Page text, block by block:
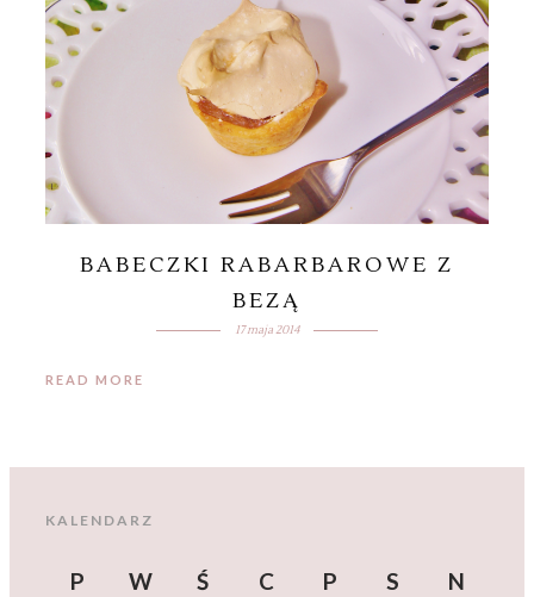
BABECZKI RABARBAROWE Z
BEZĄ
17 maja 2014
READ MORE
KALENDARZ
P W Ś C P S
N